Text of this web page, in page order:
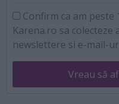
Confirm ca am peste
Karena.ro sa
newslettere si e-mail-
Vreau să